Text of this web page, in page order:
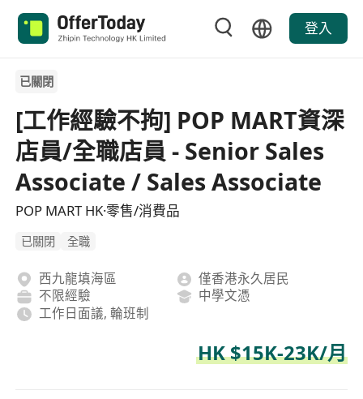
登入
已關閉
[工作經驗不拘] POP MART資深
店員/全職店員 - Senior Sales
Associate / Sales Associate
POP MART HK·零售/消費品
已關閉 全職
西九龍填海區
僅香港永久居民
不限經驗
中學文憑
工作日面議, 輪班制
HK $15K-23K/月